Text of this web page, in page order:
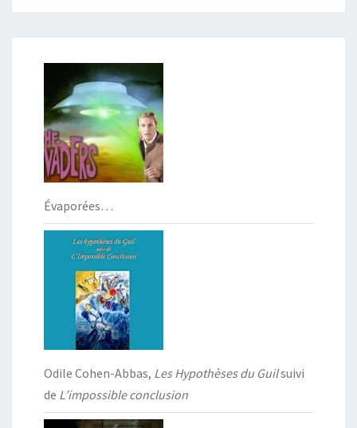
Évaporées…
Odile Cohen-Abbas, Les Hypothèses du Guilsuivi
de L’impossible conclusion